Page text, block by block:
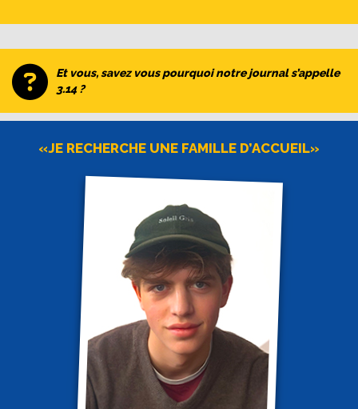
Et vous, savez vous pourquoi notre journal s’appelle
3.14 ?
«JE RECHERCHE UNE FAMILLE D’ACCUEIL»